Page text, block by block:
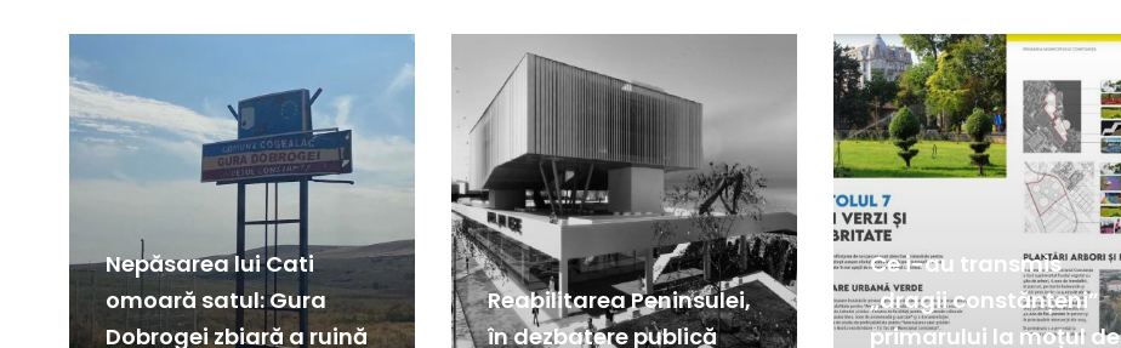
Nepăsarea lui Cati
omoară satul: Gura
Dobrogei zbiară a ruină
Reabilitarea Peninsulei,
în dezbatere publică
Ce i-au transmis
„dragii constănțeni”
primarului la moțul de